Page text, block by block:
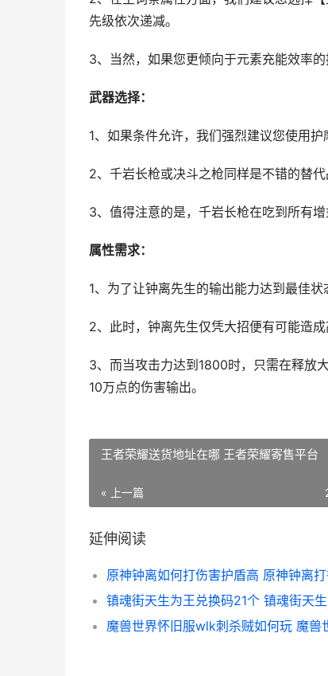
先级依次递减。
3、当然，如果您更倾向于元素充能效率
武器选择：
1、如果条件允许，我们强烈建议您使用
2、千岩长枪或决斗之枪同样是不错的替代
3、值得注意的是，千岩长枪在吃到所有
属性需求：
1、为了让钟离先生的输出能力达到最佳
2、此时，钟离先生仅凭大招便有可能造成
3、而当攻击力达到1800时，只需在释放
10万点的伤害输出。
王者荣耀送货地址在哪 王者荣耀寄售平台
« 上一篇
延伸阅读